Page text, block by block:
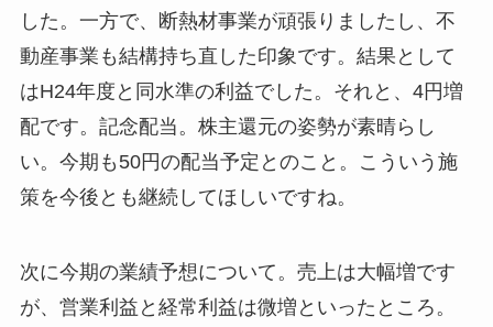
した。一方で、断熱材事業が頑張りましたし、不
動産事業も結構持ち直した印象です。結果として
はH24年度と同水準の利益でした。それと、4円増
配です。記念配当。株主還元の姿勢が素晴らし
い。今期も50円の配当予定とのこと。こういう施
策を今後とも継続してほしいですね。
次に今期の業績予想について。売上は大幅増です
が、営業利益と経常利益は微増といったところ。